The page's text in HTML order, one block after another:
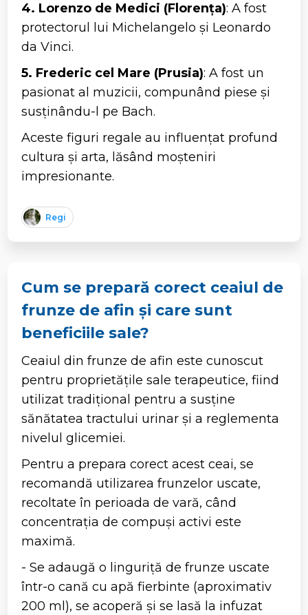
4. Lorenzo de Medici (Florența): A fost
protectorul lui Michelangelo și Leonardo
da Vinci.
5. Frederic cel Mare (Prusia): A fost un
pasionat al muzicii, compunând piese și
susținându-l pe Bach.
Aceste figuri regale au influențat profund
cultura și arta, lăsând moșteniri
impresionante.
Regi
Cum se prepară corect ceaiul de
frunze de afin și care sunt
beneficiile sale?
Ceaiul din frunze de afin este cunoscut
pentru proprietățile sale terapeutice, fiind
utilizat tradițional pentru a susține
sănătatea tractului urinar și a reglementa
nivelul glicemiei.
Pentru a prepara corect acest ceai, se
recomandă utilizarea frunzelor uscate,
recoltate în perioada de vară, când
concentrația de compuși activi este
maximă.
- Se adaugă o linguriță de frunze uscate
într-o cană cu apă fierbinte (aproximativ
200 ml), se acoperă și se lasă la infuzat